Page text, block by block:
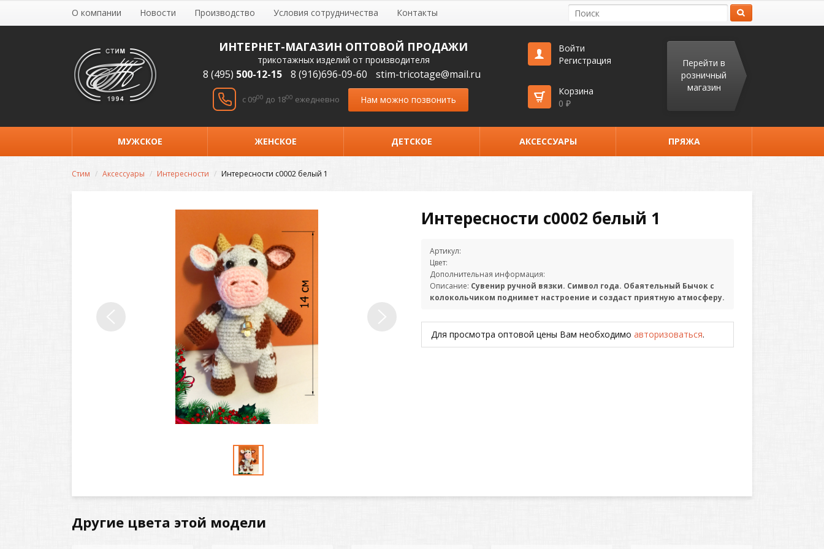
О компании Новости Производство Условия сотрудничества Контакты
ИНТЕРНЕТ-МАГАЗИН ОПТОВОЙ ПРОДАЖИ
трикотажных изделий от производителя
8 (495) 500-12-15 8 (916)696-09-60 stim-tricotage@mail.ru
c 0900 до 1800 ежедневно Нам можно позвонить
Войти
Регистрация
Корзина
0 ₽
Перейти в
розничный
магазин
МУЖСКОЕ ЖЕНСКОЕ ДЕТСКОЕ АКСЕССУАРЫ ПРЯЖА
Стим Аксессуары Интересности Интересности с0002 белый 1
Интересности с0002 белый 1
Артикул:
Цвет:
Дополнительная информация:
Описание: Сувенир ручной вязки. Символ года. Обаятельный Бычок с
колокольчиком поднимет настроение и создаст приятную атмосферу.
Для просмотра оптовой цены Вам необходимо авторизоваться.
Другие цвета этой модели